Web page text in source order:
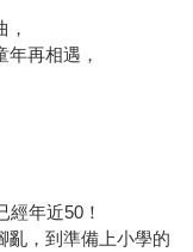
再相遇，
年近50！
亂，到準備上小學的